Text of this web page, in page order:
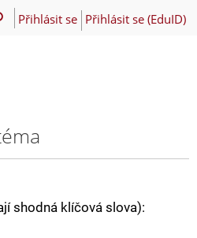
Přihlásit se Přihlásit se (EduID)
shodná klíčová slova):